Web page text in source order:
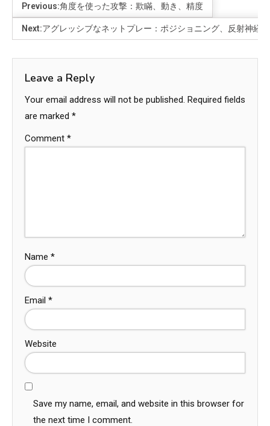
Previous:角度を使った攻撃：欺瞞、動き、精度
Next:アグレッシブなネットプレー：ポジショニング、反射神経
Leave a Reply
Your email address will not be published. Required fields
are marked *
Comment *
Name *
Email *
Website
Save my name, email, and website in this browser for
the next time I comment.